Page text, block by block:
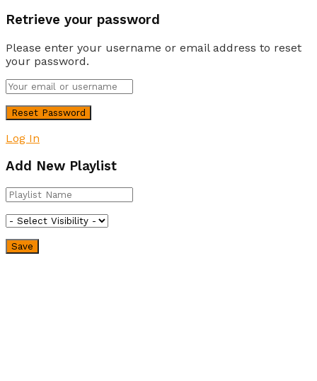
Retrieve your password
Please enter your username or email address to reset
your password.
Log In
Add New Playlist